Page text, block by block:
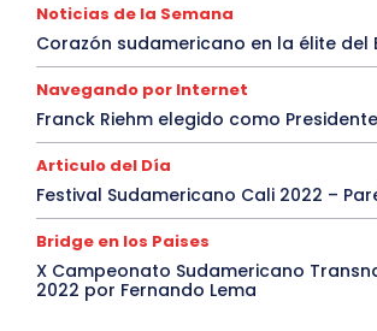
Noticias de la Semana
Corazón sudamericano en la élite del
Navegando por Internet
Franck Riehm elegido como
Articulo del Día
Festival Sudamericano Cali 2022 –
Bridge en los Paises
X Campeonato Sudamericano
2022 por Fernando Lema